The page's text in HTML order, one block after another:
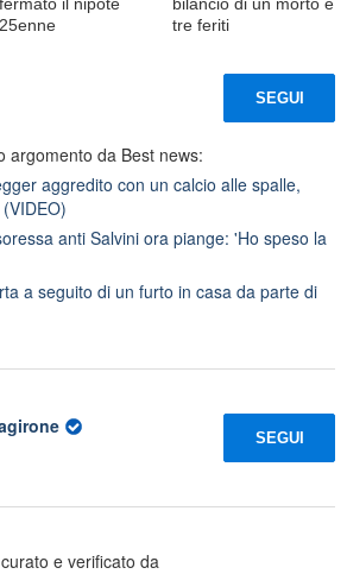
25enne
tre feriti
SEGUI
argomento da Best news:
aggredito con un calcio alle spalle,
anti Salvini ora piange: 'Ho speso la
a seguito di un furto in casa da parte di
SEGUI
e verificato da